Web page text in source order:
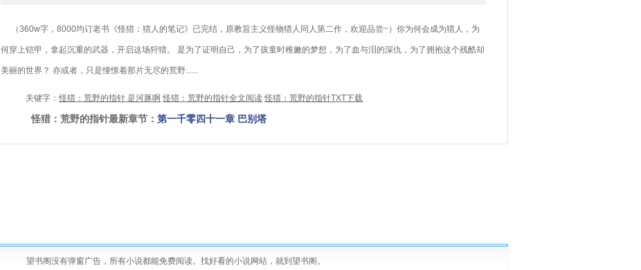
（360w字，8000均订老书《怪猎：猎人的笔记》已完结，原教旨主义怪物猎人同人第二作，欢迎品尝~）你为何会成为猎人，为
何穿上铠甲，拿起沉重的武器，开启这场狩猎。 是为了证明自己，为了孩童时稚嫩的梦想，为了血与泪的深仇，为了拥抱这个残酷却
美丽的世界？ 亦或者，只是憧憬着那片无尽的荒野......
关键字：怪猎：荒野的指针 是河豚啊 怪猎：荒野的指针全文阅读 怪猎：荒野的指针TXT下载
怪猎：荒野的指针最新章节： 第一千零四十一章 巴别塔
望书阁没有弹窗广告，所有小说都能免费阅读。找好看的小说网站，就到望书阁。